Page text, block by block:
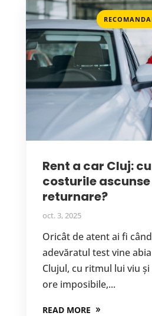
Rent a car Cluj:
costurile
returnare?
oct. 3, 2025
Oricât de atent ai fi
adevăratul test vine
Clujul, cu ritmul lui viu
ore imposibile,...
READ MORE